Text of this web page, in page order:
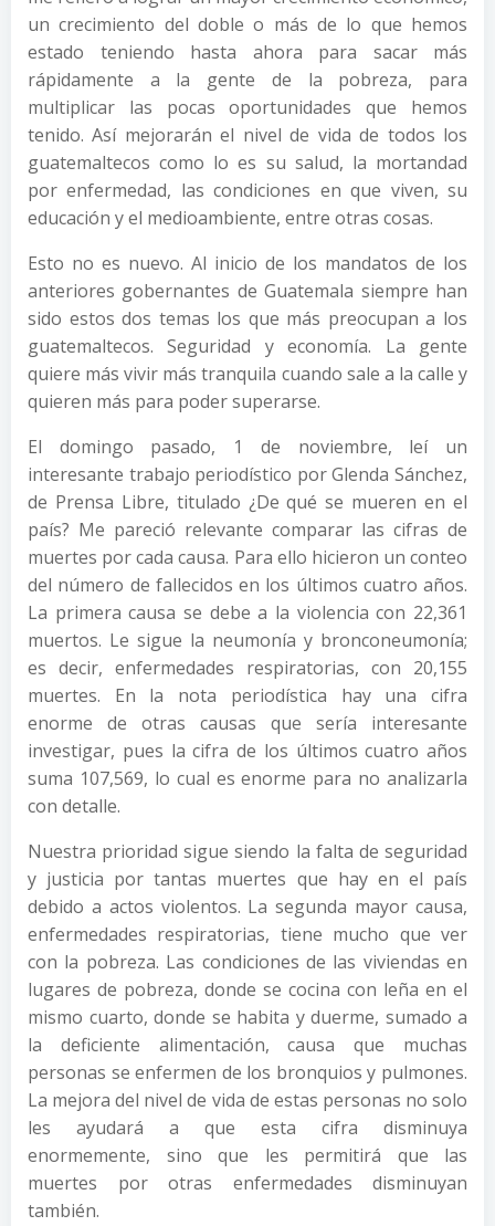
un crecimiento del doble o más de lo que hemos
estado teniendo hasta ahora para sacar más
rápidamente a la gente de la pobreza, para
multiplicar las pocas oportunidades que hemos
tenido. Así mejorarán el nivel de vida de todos los
guatemaltecos como lo es su salud, la mortandad
por enfermedad, las condiciones en que viven, su
educación y el medioambiente, entre otras cosas.
Esto no es nuevo. Al inicio de los mandatos de los
anteriores gobernantes de Guatemala siempre han
sido estos dos temas los que más preocupan a los
guatemaltecos. Seguridad y economía. La gente
quiere más vivir más tranquila cuando sale a la calle y
quieren más para poder superarse.
El domingo pasado, 1 de noviembre, leí un
interesante trabajo periodístico por Glenda Sánchez,
de Prensa Libre, titulado ¿De qué se mueren en el
país? Me pareció relevante comparar las cifras de
muertes por cada causa. Para ello hicieron un conteo
del número de fallecidos en los últimos cuatro años.
La primera causa se debe a la violencia con 22,361
muertos. Le sigue la neumonía y bronconeumonía;
es decir, enfermedades respiratorias, con 20,155
muertes. En la nota periodística hay una cifra
enorme de otras causas que sería interesante
investigar, pues la cifra de los últimos cuatro años
suma 107,569, lo cual es enorme para no analizarla
con detalle.
Nuestra prioridad sigue siendo la falta de seguridad
y justicia por tantas muertes que hay en el país
debido a actos violentos. La segunda mayor causa,
enfermedades respiratorias, tiene mucho que ver
con la pobreza. Las condiciones de las viviendas en
lugares de pobreza, donde se cocina con leña en el
mismo cuarto, donde se habita y duerme, sumado a
la deficiente alimentación, causa que muchas
personas se enfermen de los bronquios y pulmones.
La mejora del nivel de vida de estas personas no solo
les ayudará a que esta cifra disminuya
enormemente, sino que les permitirá que las
muertes por otras enfermedades disminuyan
también.